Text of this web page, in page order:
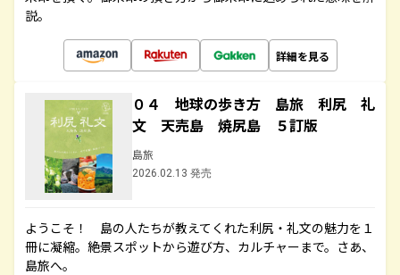
説。
詳細を見る
０４ 地球の歩き方 島旅 利尻 礼
文 天売島 焼尻島 ５訂版
島旅
2026.02.13 発売
ようこそ！ 島の人たちが教えてくれた利尻・礼文の魅力を１
冊に凝縮。絶景スポットから遊び方、カルチャーまで。さあ、
島旅へ。